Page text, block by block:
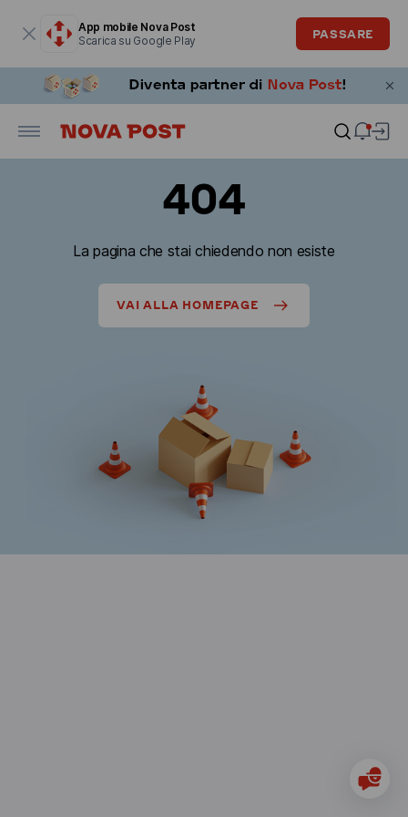
App mobile Nova Post
Scarica su Google Play
PASSARE
404
La pagina che stai chiedendo non esiste
VAI ALLA HOMEPAGE